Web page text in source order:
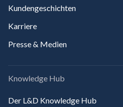
Kundengeschichten
Karriere
Presse & Medien
Knowledge Hub
Der L&D Knowledge Hub